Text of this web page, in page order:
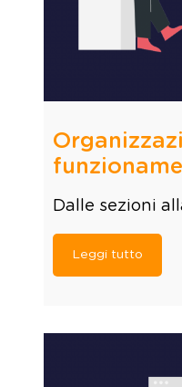
Dalle sezioni
Leggi tutto